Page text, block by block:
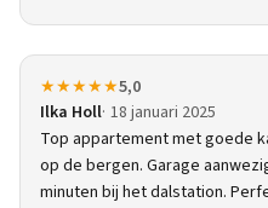
★★★★★5,0
Ilka Holl 18 januari 2025
Top appartement met goede
op de bergen. Garage
minuten bij het dalstation.